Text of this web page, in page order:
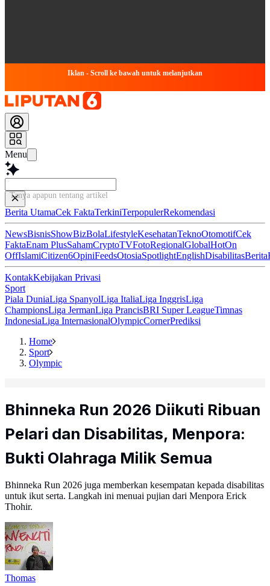
Iklan - Scroll ke bawah untuk melanjutkan
Menu
Tanya apapun tentang artikel ini...
Berita UtamaCek FaktaTerkiniTerpopulerRekomendasi
NewsBisnisShowBizBolaLifestyleKesehatanTeknoOtomotifCek
FaktaEnam PlusSahamCryptoTVFotoRegionalGlobalHotOn
OffIslamiCitizen6OpiniFeedsOtosiaSpotlightEnglishDisabilitasBerita
KontakKebijakan Privasi
Sport
Piala DuniaLiga SpanyolLiga ItaliaLiga InggrisLiga
ChampionsLiga JermanLiga PrancisBRI Super LeagueTimnas
IndonesiaLiga InternasionalOlympicCornerPrediksi
Home
Sport
Olympic
Bhinneka Run 2026 Diikuti Ribuan
Pelari dan Disabilitas, Menpora:
Bukti Olahraga Milik Semua
Bhinneka Run 2026 juga memberkan kesempatan kepada disabilitas
untuk ikut serta. Langkah ini menuai pujian dari Menpora Erick
Thohir.
Thomas